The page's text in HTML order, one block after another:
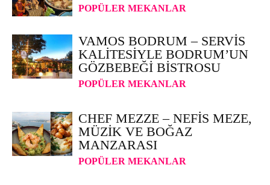
POPÜLER MEKANLAR
VAMOS BODRUM – SERVIS
KALITESIYLE BODRUM’UN
GÖZBEBEĞI BISTROSU
POPÜLER MEKANLAR
CHEF MEZZE – NEFIS MEZE,
MÜZIK VE BOĞAZ
MANZARASI
POPÜLER MEKANLAR